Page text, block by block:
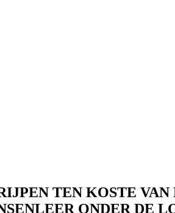
TEN KOSTE
ONDER DE